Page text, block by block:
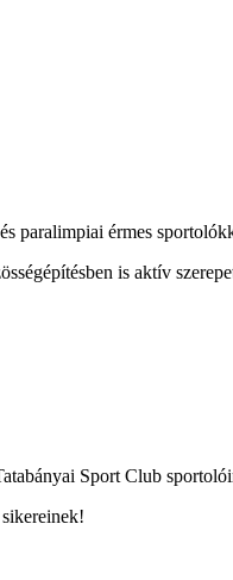
paralimpiai érmes
is aktív
Sport Club